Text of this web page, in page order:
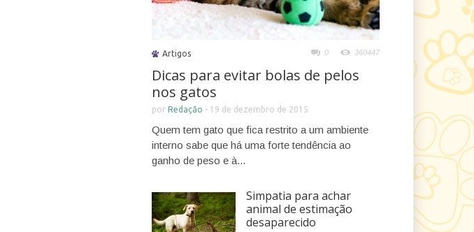
Artigos 0 360447
Dicas para evitar bolas de pelos
nos gatos
porRedação - 19 de dezembro de 2015
Quem tem gato que fica restrito a um ambiente
interno sabe que há uma forte tendência ao
ganho de peso e à...
Simpatia para achar
animal de estimação
desaparecido